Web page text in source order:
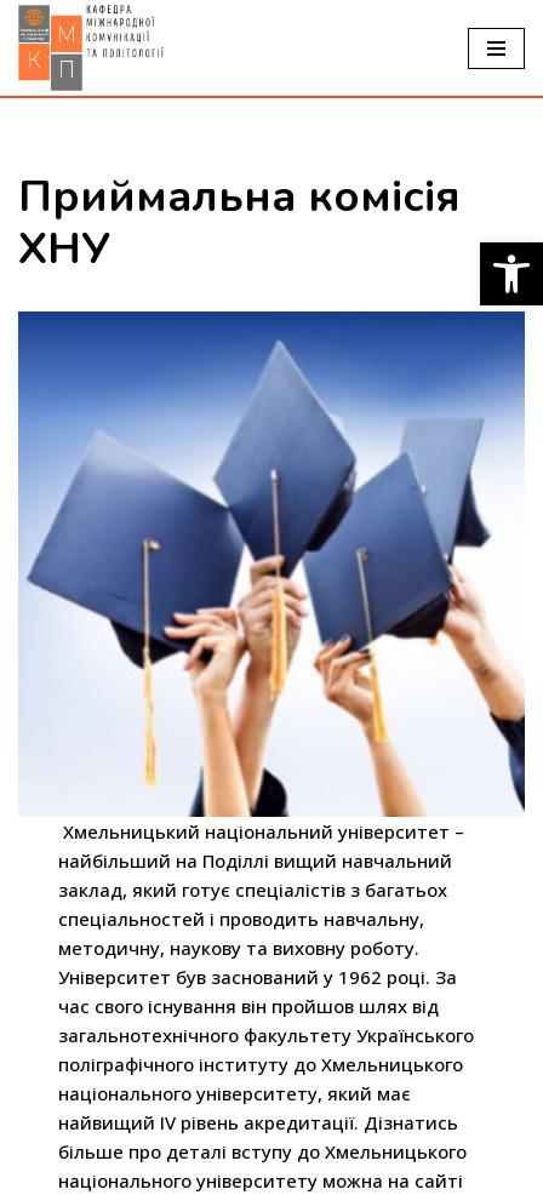
Перейти
до
Приймальна комісія
ХНУ
Хмельницький національний університет –
найбільший на Поділлі вищий навчальний
заклад, який готує спеціалістів з багатьох
спеціальностей і проводить навчальну,
методичну, наукову та виховну роботу.
Університет був заснований у 1962 році. За
час свого існування він пройшов шлях від
загальнотехнічного факультету Українського
поліграфічного інституту до Хмельницького
національного університету, який має
найвищий ІV рівень акредитації. Дізнатись
більше про деталі вступу до Хмельницького
національного університету можна на сайті